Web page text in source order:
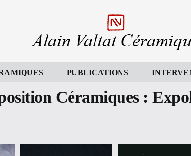
PUBLICATIONS
Céramiques :